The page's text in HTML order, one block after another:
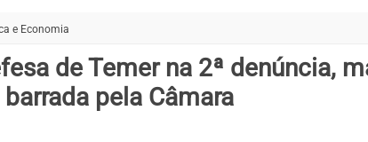
e Economia
de Temer na 2ª denúncia,
pela Câmara